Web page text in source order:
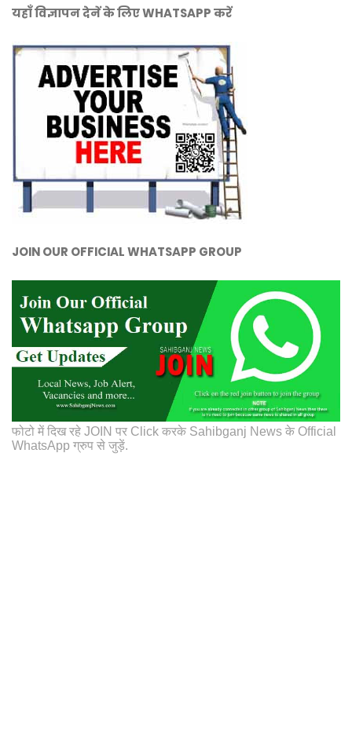
यहाँ विज्ञापन देनें के लिए WHATSAPP करें
JOIN OUR OFFICIAL WHATSAPP GROUP
फोटो में दिख रहे JOIN पर Click करके Sahibganj News के Official
WhatsApp ग्रुप से जुड़ें.